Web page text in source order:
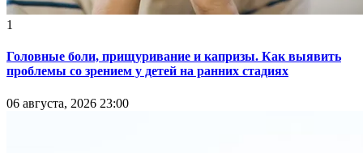
1
Головные боли, прищуривание и капризы. Как выявить
проблемы со зрением у детей на ранних стадиях
06 августа, 2026 23:00